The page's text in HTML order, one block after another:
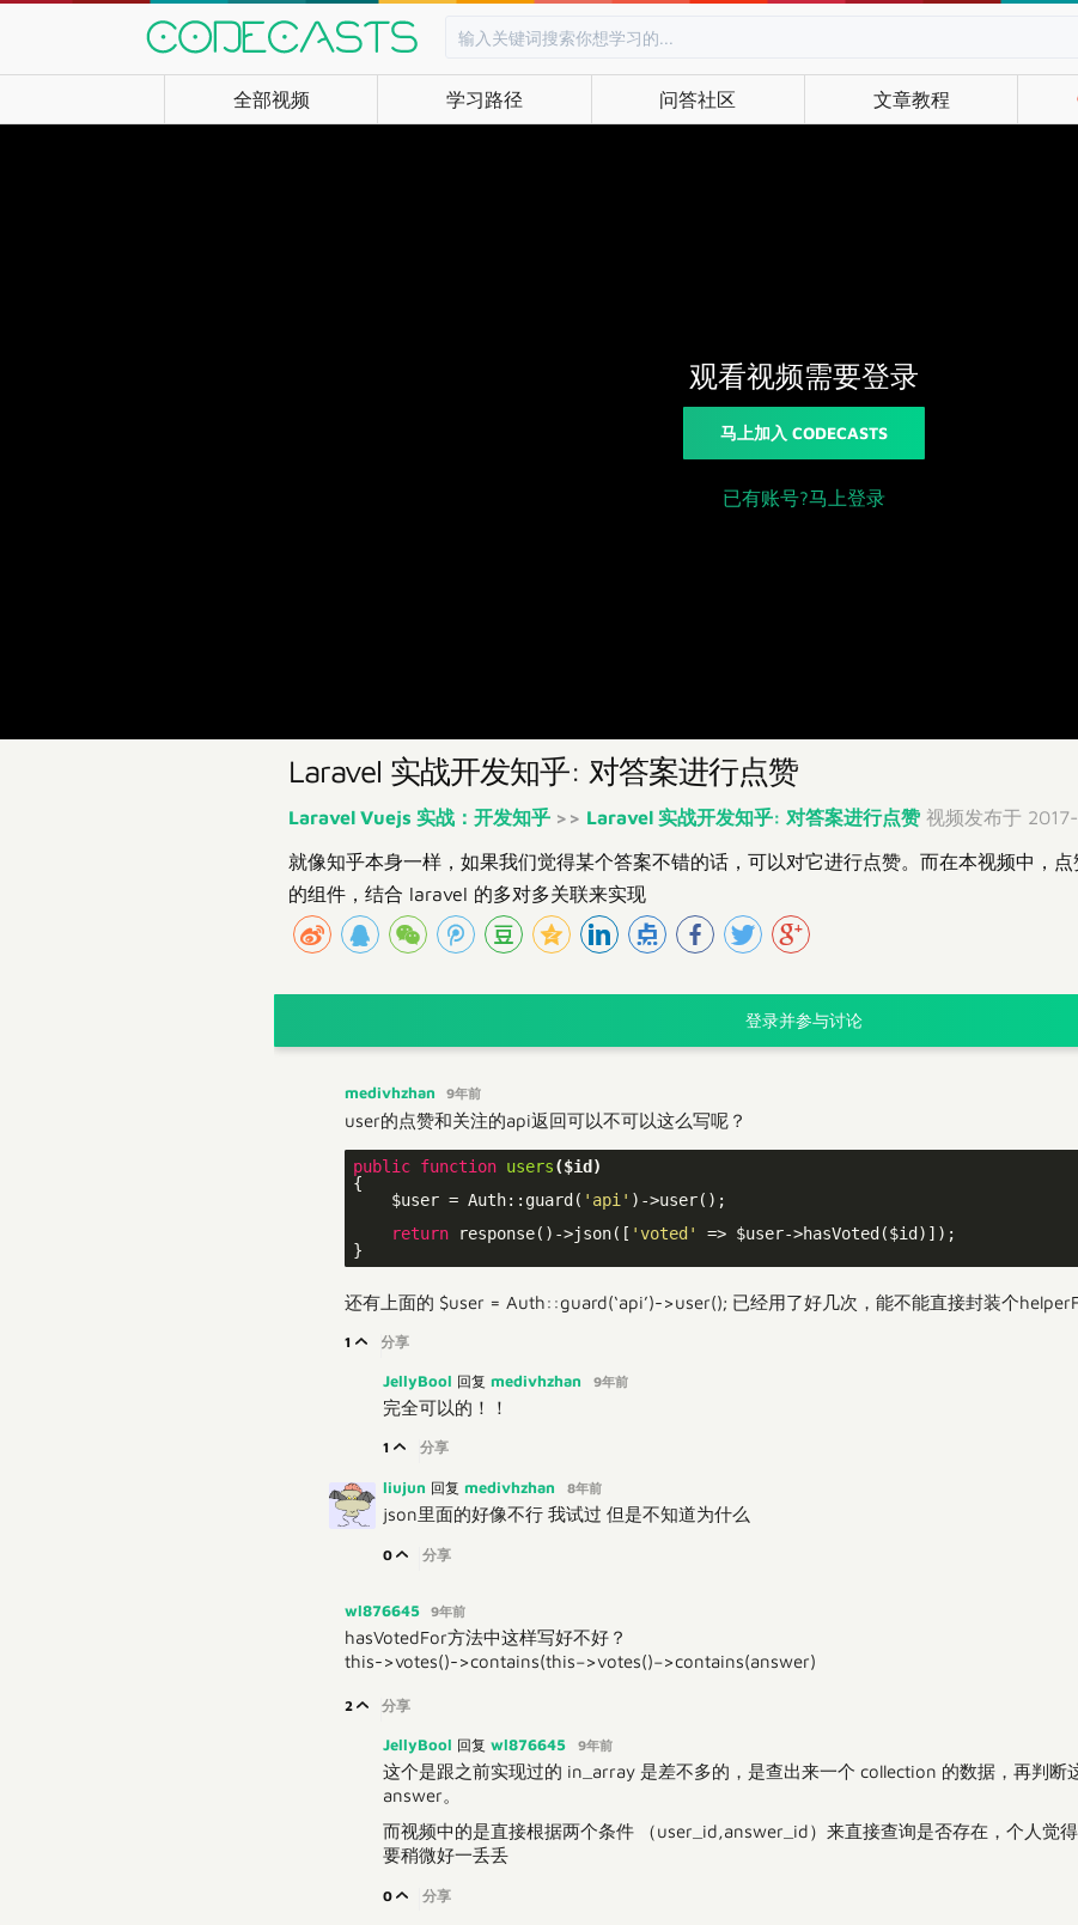
全部视频 学习路径 问答社区 文章教程
观看视频需要登录
马上加入 CODECASTS
已有账号?马上登录
Laravel 实战开发知乎: 对答案进行点赞
Laravel Vuejs 实战：开发知乎 >> Laravel 实战开发知乎: 对答案进行点赞 视频发布于
就像知乎本身一样，如果我们觉得某个答案不错的话，可以对它进行点赞。而在本视频中，
的组件，结合 laravel 的多对多关联来实现
登录并参与讨论
medivhzhan 9年前
user的点赞和关注的api返回可以不可以这么写呢？
public function users($id)
{
    $user = Auth::guard(
'api' )->user();
return response()->json([ 'voted'
=> $user->hasVoted($id)]);
还有上面的 $user = Auth::guard(‘api’)->user(); 已经用了好几次，能不能直接封装个
1 分享
JellyBool 回复 medivhzhan 9年前
完全可以的！！
1 分享
liujun 回复 medivhzhan 8年前
json里面的好像不行 我试过 但是不知道为什么
0 分享
wl876645 9年前
hasVotedFor方法中这样写好不好？
this->votes()->contains(this−>votes()−>contains(answer)
2 分享
JellyBool 回复 wl876645 9年前
这个是跟之前实现过的 in_array 是差不多的，是查出来一个 collection 的数据，再判断
answer。
而视频中的是直接根据两个条件 （user_id,answer_id）来直接查询是否存在，个人觉
要稍微好一丢丢
0 分享